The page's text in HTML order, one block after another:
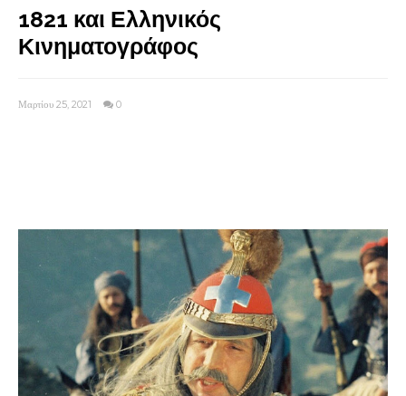
1821 και Ελληνικός
Κινηματογράφος
Μαρτίου 25, 2021 0